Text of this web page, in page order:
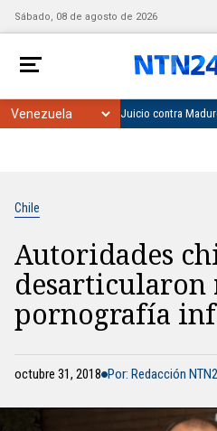
Sábado, 08 de agosto de 2026
Juicio contra
Chile
Autoridades
desarticularon
pornografía
octubre 31, 2018 Por: Redacción